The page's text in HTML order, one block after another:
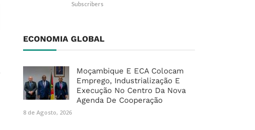
Subscribers
ECONOMIA GLOBAL
Moçambique E ECA Colocam
Emprego, Industrialização E
Execução No Centro Da Nova
Agenda De Cooperação
8 de Agosto, 2026